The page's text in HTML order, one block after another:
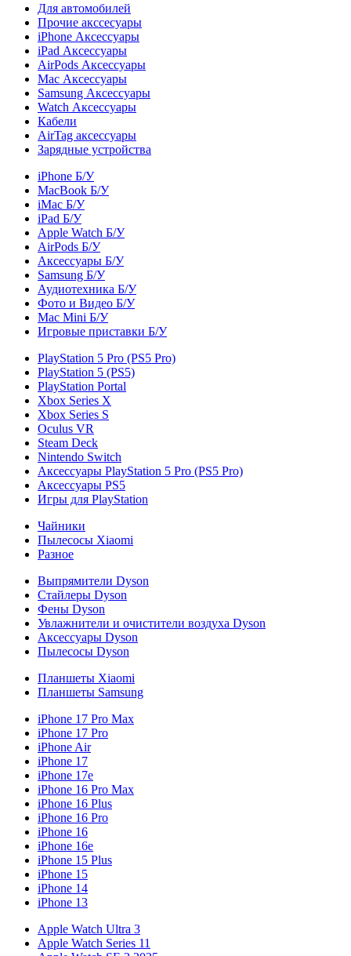
Для автомобилей
Прочие акссесуары
iPhone Аксессуары
iPad Аксессуары
AirPods Аксессуары
Mac Аксессуары
Samsung Аксессуары
Watch Аксессуары
Кабели
AirTag аксессуары
Зарядные устройства
iPhone Б/У
MacBook Б/У
iMac Б/У
iPad Б/У
Apple Watch Б/У
AirPods Б/У
Аксессуары Б/У
Samsung Б/У
Аудиотехника Б/У
Фото и Видео Б/У
Mac Mini Б/У
Игровые приставки Б/У
PlayStation 5 Pro (PS5 Pro)
PlayStation 5 (PS5)
PlayStation Portal
Xbox Series X
Xbox Series S
Oculus VR
Steam Deck
Nintendo Switch
Аксессуары PlayStation 5 Pro (PS5 Pro)
Аксессуары PS5
Игры для PlayStation
Чайники
Пылесосы Xiaomi
Разное
Выпрямители Dyson
Стайлеры Dyson
Фены Dyson
Увлажнители и очистители воздуха Dyson
Аксессуары Dyson
Пылесосы Dyson
Планшеты Xiaomi
Планшеты Samsung
iPhone 17 Pro Max
iPhone 17 Pro
iPhone Air
iPhone 17
iPhone 17e
iPhone 16 Pro Max
iPhone 16 Plus
iPhone 16 Pro
iPhone 16
iPhone 16e
iPhone 15 Plus
iPhone 15
iPhone 14
iPhone 13
Apple Watch Ultra 3
Apple Watch Series 11